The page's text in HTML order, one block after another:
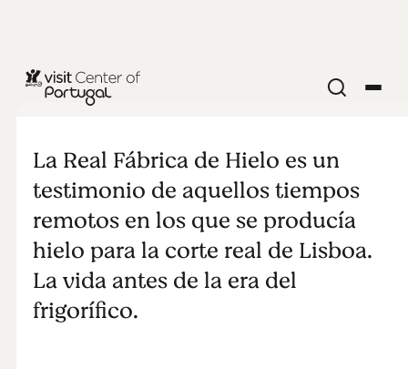
MONUMENTOS Y ATRACCIONES
Real Fábrica
de Hielo
La Real Fábrica de Hielo es un
testimonio de aquellos tiempos
remotos en los que se producía
hielo para la corte real de Lisboa.
La vida antes de la era del
frigorífico.